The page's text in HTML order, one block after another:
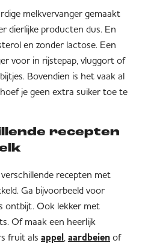
melkvervanger gemaakt
dierlijke producten dus. En
en zonder lactose. Een
voor in rijstepap, vluggort of
Bovendien is het vaak al
je geen extra suiker toe te
recepten
recepten met
Ga bijvoorbeeld voor
ontbijt. Ook lekker met
Of maak een heerlijk
fruit als appel aardbeien of